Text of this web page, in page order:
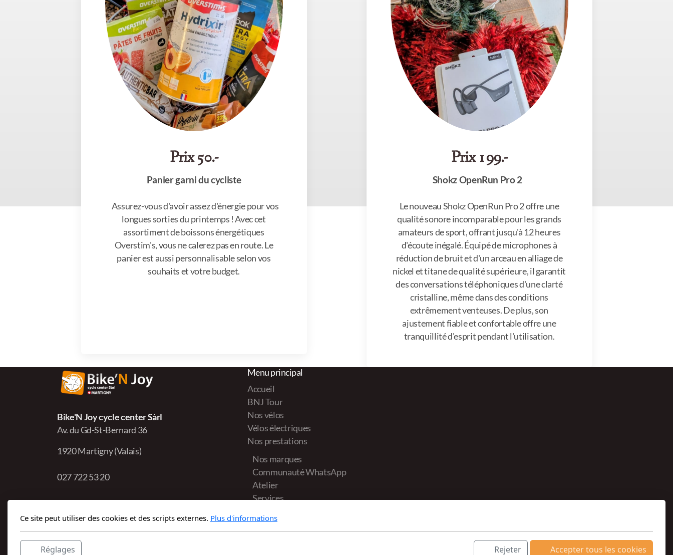
Prix 50.-
Panier garni du cycliste
Assurez-vous d'avoir assez d'énergie pour vos
longues sorties du printemps ! Avec cet
assortiment de boissons énergétiques
Overstim's, vous ne calerez pas en route. Le
panier est aussi personnalisable selon vos
souhaits et votre budget.
Prix 199.-
Shokz OpenRun Pro 2
Le nouveau Shokz OpenRun Pro 2 offre une
qualité sonore incomparable pour les grands
amateurs de sport, offrant jusqu'à 12 heures
d'écoute inégalé. Équipé de microphones à
réduction de bruit et d'un arceau en alliage de
nickel et titane de qualité supérieure, il garantit
des conversations téléphoniques d'une clarté
cristalline, même dans des conditions
extrêmement venteuses. De plus, son
ajustement fiable et confortable offre une
tranquillité d'esprit pendant l'utilisation.
Bike'N Joy cycle center Sàrl
Av. du Gd-St-Bernard 36
1920 Martigny (Valais)
027 722 53 20
Horaires
Lundi :13h00 - 18h00
Mardi au vendredi :09h00 - 12h00 et13h00 -
18h00
Menu principal
Accueil
BNJ Tour
Nos vélos
Vélos électriques
Nos prestations
Nos marques
Communauté WhatsApp
Atelier
Services
Contactez-nous
Ce site peut utiliser des cookies et des scripts externes. Plus d'informations
Réglages Rejeter Accepter tous les cookies